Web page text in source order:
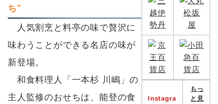
ち”
人気割烹と料亭の味で贅沢に
味わうことができる名店の味が
新登場。
和食料理人「一本杉 川嶋」の
主人監修のおせちは、能登の食
Instagra
もっ
と見